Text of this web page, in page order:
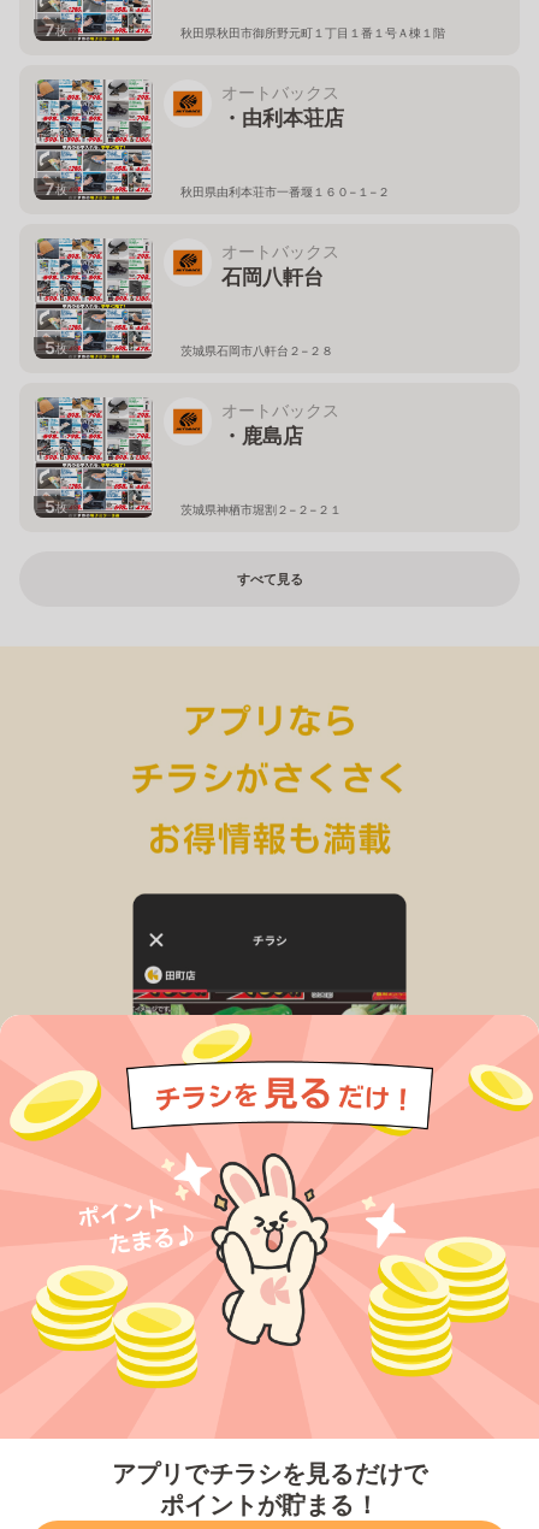
アプリでチラシを見るだけで
ポイントが貯まる！
7枚 秋田県秋田市御所野元町１丁目１番１号Ａ棟１階
7枚
オートバックス
・由利本荘店
秋田県由利本荘市一番堰１６０−１−２
5枚
オートバックス
石岡八軒台
茨城県石岡市八軒台２−２８
5枚
オートバックス
・鹿島店
茨城県神栖市堀割２−２−２１
すべて見る